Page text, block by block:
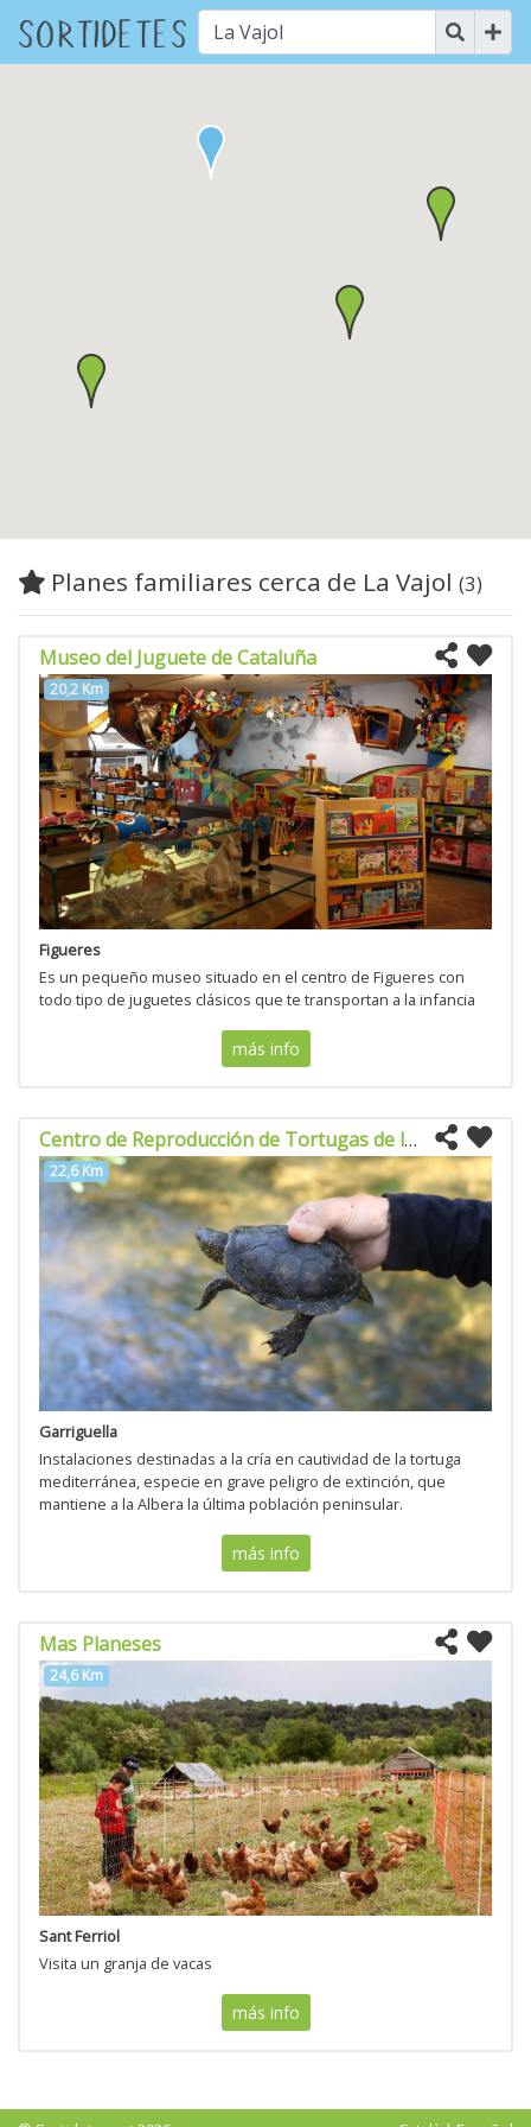
Planes familiares cerca de La Vajol (3)
Museo del Juguete de Cataluña
20,2 Km
Figueres
Es un pequeño museo situado en el centro de Figueres con
todo tipo de juguetes clásicos que te transportan a la infancia
más info
Centro de Reproducción de Tortugas de la Albera
22,6 Km
Garriguella
Instalaciones destinadas a la cría en cautividad de la tortuga
mediterránea, especie en grave peligro de extinción, que
mantiene a la Albera la última población peninsular.
más info
Mas Planeses
24,6 Km
Sant Ferriol
Visita un granja de vacas
más info